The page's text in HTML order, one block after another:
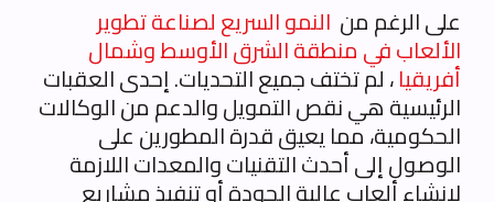
على الرغم من النمو السريع لصناعة تطوير
الألعاب في منطقة الشرق الأوسط وشمال
أفريقيا، لم تختف جميع التحديات. إحدى العقبات
الرئيسية هي نقص التمويل والدعم من الوكالات
الحكومية، مما يعيق قدرة المطورين على
الوصول إلى أحدث التقنيات والمعدات اللازمة
لإنشاء ألعاب عالية الجودة أو تنفيذ مشاريع